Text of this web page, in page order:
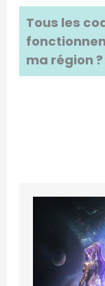
Tous les
ma région ?